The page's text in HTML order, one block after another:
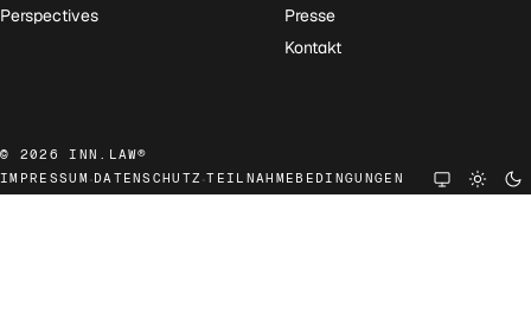
Perspectives
Presse
Kontakt
© 2026 INN.LAW®
IMPRESSUM ·DATENSCHUTZ ·TEILNAHMEBEDINGUNGEN